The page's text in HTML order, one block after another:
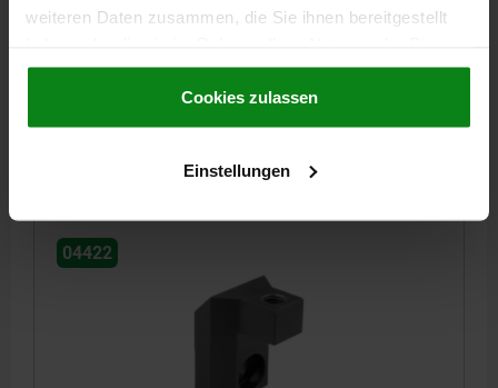
weiteren Daten zusammen, die Sie ihnen bereitgestellt
gesammelt haben.Cookie Richtlinien
Datenschutz|AGB
Cookies zulassen
Einstellungen
FORM=D AUSFÜHRUNG 1=OBERE SPANNBACKE B=28 B1=15
L3=16
04422-90029
04422